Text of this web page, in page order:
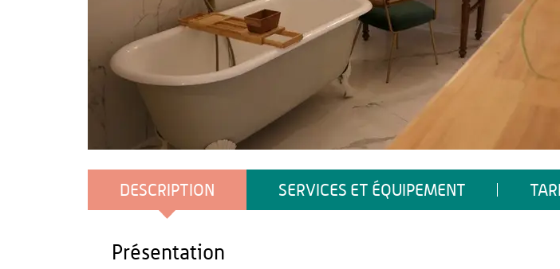
DESCRIPTION SERVICES ET ÉQUIPEMENT
Présentation